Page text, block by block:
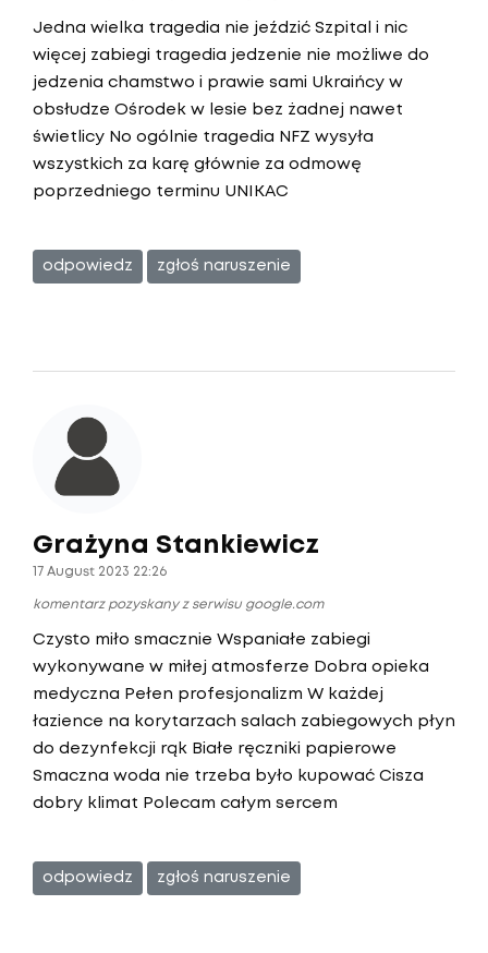
Jedna wielka tragedia nie jeździć Szpital i nic
więcej zabiegi tragedia jedzenie nie możliwe do
jedzenia chamstwo i prawie sami Ukraińcy w
obsłudze Ośrodek w lesie bez żadnej nawet
świetlicy No ogólnie tragedia NFZ wysyła
wszystkich za karę głównie za odmowę
poprzedniego terminu UNIKAC
odpowiedz zgłoś naruszenie
Grażyna Stankiewicz
17 August 2023 22:26
komentarz pozyskany z serwisu google.com
Czysto miło smacznie Wspaniałe zabiegi
wykonywane w miłej atmosferze Dobra opieka
medyczna Pełen profesjonalizm W każdej
łazience na korytarzach salach zabiegowych płyn
do dezynfekcji rąk Białe ręczniki papierowe
Smaczna woda nie trzeba było kupować Cisza
dobry klimat Polecam całym sercem
odpowiedz zgłoś naruszenie